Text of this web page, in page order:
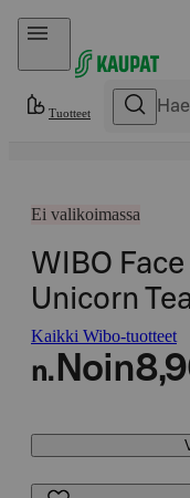
Hyppää sisältöön
Tuotteet
Ei valikoimassa
WIBO
Unicorn
Kaikki Wibo-tuotteet
n. Noin